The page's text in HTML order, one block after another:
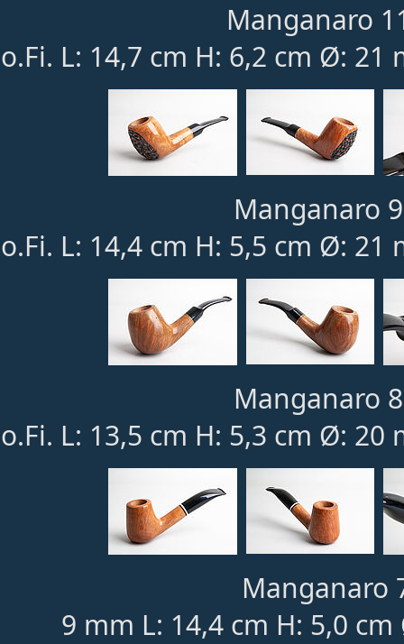
Manganaro
o.Fi. L: 14,7 cm H: 6,2 cm Ø: 21
Manganaro
o.Fi. L: 14,4 cm H: 5,5 cm Ø: 21
Manganaro
o.Fi. L: 13,5 cm H: 5,3 cm Ø: 20
Manganaro
9 mm L: 14,4 cm H: 5,0